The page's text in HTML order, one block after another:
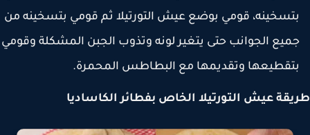
قومي بوضع عيش التورتيلا ثم قومي بتسخينه من
الجوانب حتى يتغير لونه وتذوب الجبن المشكلة وقومي
وتقديمها مع البطاطس المحمرة.
عيش التورتيلا الخاص بفطائر الكاساديا